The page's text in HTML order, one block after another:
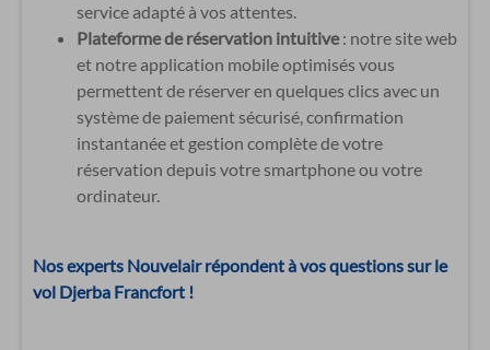
service adapté à vos attentes.
Plateforme de réservation intuitive: notre site web
et notre application mobile optimisés vous
permettent de réserver en quelques clics avec un
système de paiement sécurisé, confirmation
instantanée et gestion complète de votre
réservation depuis votre smartphone ou votre
ordinateur.
Nos experts Nouvelair répondent à vos questions sur le
vol Djerba Francfort !